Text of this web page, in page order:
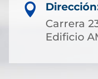

Carrera
Edificio